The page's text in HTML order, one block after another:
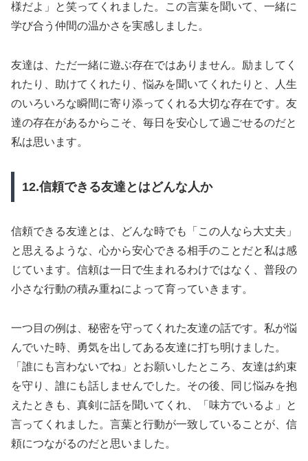
様だよ」と笑ってくれました。この言葉を聞いて、一緒に
学び合う仲間の温かさを実感しました。
友達は、ただ一緒に遊ぶ存在ではありません。励ましてく
れたり、助けてくれたり、悩みを聞いてくれたりと、人生
のいろいろな瞬間に寄り添ってくれる大切な存在です。友
達の存在があるからこそ、毎日を安心して過ごせるのだと
私は思います。
12.信頼できる友達とはどんな人か
信頼できる友達とは、どんな時でも「この人なら大丈夫」
と思えるような、心から安心できる相手のことだと私は感
じています。信頼は一日で生まれるわけではなく、普段の
小さな行動の積み重ねによって育っていきます。
一つ目の例は、秘密を守ってくれた友達の話です。私が悩
んでいた時、勇気を出してある友達に打ち明けました。
「誰にも言わないでね」とお願いしたところ、友達は約束
を守り、誰にも話しませんでした。その後、同じ悩みを抱
えたときも、真剣に話を聞いてくれ、「味方でいるよ」と
言ってくれました。言葉と行動が一致していることが、信
頼につながるのだと思いました。